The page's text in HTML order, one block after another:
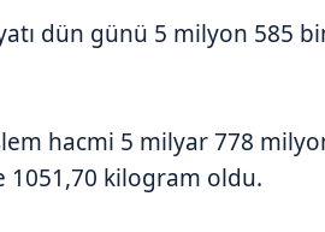
dün günü 5 milyon 585
hacmi 5 milyar 778
1051,70 kilogram oldu.